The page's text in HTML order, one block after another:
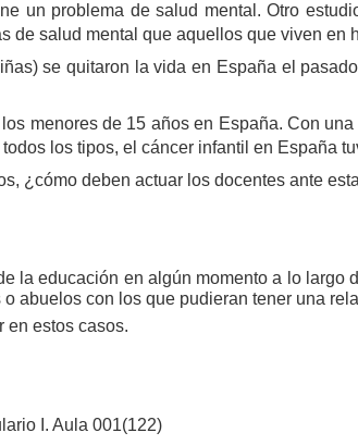
un problema de salud mental. Otro
de salud mental que aquellos que viven en
se quitaron la vida en España el
menores de 15 años en España. Con
los tipos, el cáncer infantil en España
¿cómo deben actuar los docentes ante
la educación en algún momento a lo largo
abuelos con los que pudieran tener una
en estos casos.
I. Aula 001(122)